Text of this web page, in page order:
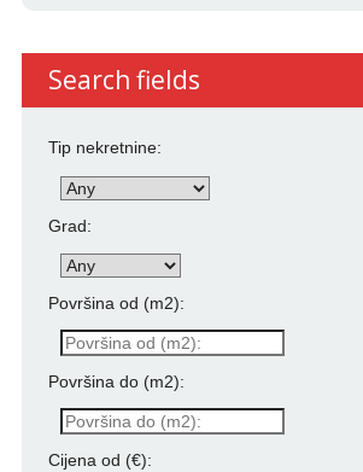
Search fields
Tip nekretnine:
Grad:
Površina od (m2):
Površina do (m2):
Cijena od (€):